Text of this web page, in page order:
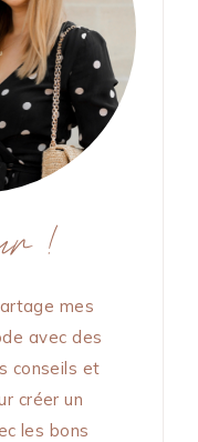
!
mes
avec des
conseils et
créer un
les bons